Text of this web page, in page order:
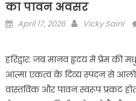
का पावन अवसर
Posted
April 17, 2026 Author
Vicky Saini
हरिद्वार: जब मानव हृदय में प्रेम की
आत्मा एकत्व के दिव्य स्पंदन से
वास्तविक और पावन स्वरूप प्रकट